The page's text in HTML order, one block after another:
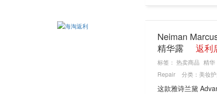
Neiman
精华露
返利
标签： 热卖商品 精华
Repair
分类： 美妆
这款雅诗兰黛